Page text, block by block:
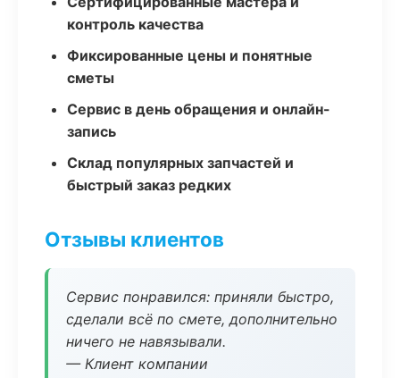
контроль качества
Фиксированные цены и понятные
сметы
Сервис в день обращения и онлайн-
запись
Склад популярных запчастей и
быстрый заказ редких
Отзывы клиентов
Сервис понравился: приняли быстро,
сделали всё по смете, дополнительно
ничего не навязывали.
— Клиент компании